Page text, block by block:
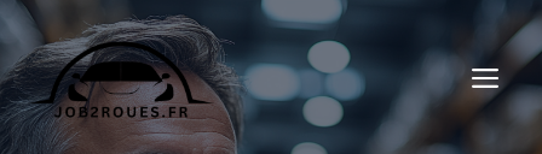
Aller
au
contenu